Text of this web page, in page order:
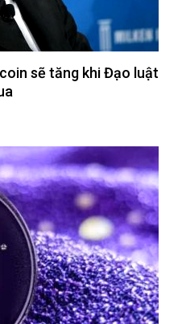
sẽ tăng khi Đạo luật